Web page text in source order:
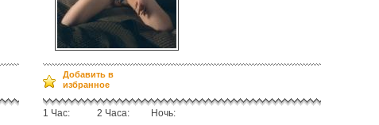
Добавить в
избранное
1 Час: 2 Часа: Ночь: